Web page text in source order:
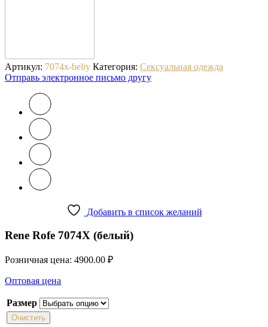
Артикул: 7074x-beliy Категория: Сексуальная одежда
Отправь электронное письмо другу
Добавить в список желаний
Rene Rofe 7074X (белый)
Розничная цена: 4900.00 ₽
Оптовая цена
Размер
Очистить